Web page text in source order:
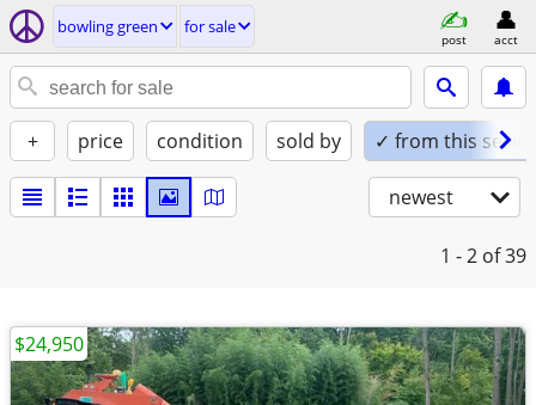
bowling green for sale
post acct
+ price condition sold by ✓ from this seller
newest
1 - 2 of 39
$24,950